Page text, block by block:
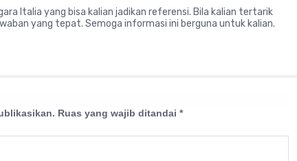
Italia yang bisa kalian jadikan referensi. Bila kalian tertarik
yang tepat. Semoga informasi ini berguna untuk kalian.
Ruas yang wajib ditandai *